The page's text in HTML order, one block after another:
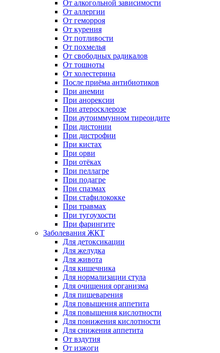
От алкогольной зависимости
От аллергии
От геморроя
От курения
От потливости
От похмелья
От свободных радикалов
От тошноты
От холестерина
После приёма антибиотиков
При анемии
При анорексии
При атеросклерозе
При аутоиммунном тиреоидите
При дистонии
При дистрофии
При кистах
При орви
При отёках
При пеллагре
При подагре
При спазмах
При стафилококке
При травмах
При тугоухости
При фарингите
Заболевания ЖКТ
Для детоксикации
Для желудка
Для живота
Для кишечника
Для нормализации стула
Для очищения организма
Для пищеварения
Для повышения аппетита
Для повышения кислотности
Для понижения кислотности
Для снижения аппетита
От вздутия
От изжоги